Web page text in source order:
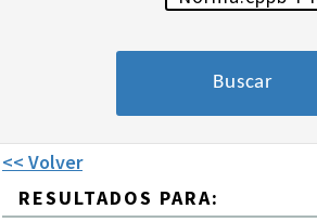
<< Volver
RESULTADOS PARA: